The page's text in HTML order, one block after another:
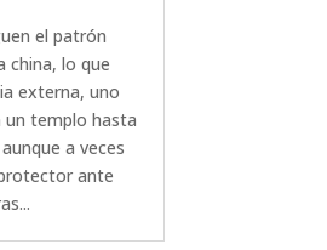
el patrón
china, lo que
externa, uno
un templo hasta
a veces
ante